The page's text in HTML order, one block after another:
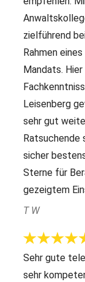
zielführend
Rahmen
Mandats.
Leisenberg
sehr gut
Ratsuchende
sicher
Sterne für
gezeigtem
T W
Sehr gute
sehr